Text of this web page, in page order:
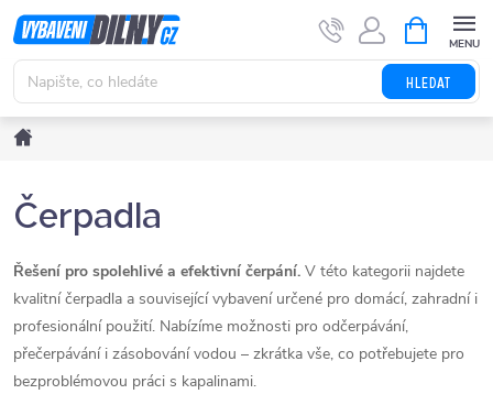
Přejít
na
obsah
HLEDAT
NÁKUPNÍ
KOŠÍK
Čerpadla
Řešení pro spolehlivé a efektivní čerpání. V této kategorii najdete
kvalitní čerpadla a související vybavení určené pro domácí, zahradní i
profesionální použití. Nabízíme možnosti pro odčerpávání,
přečerpávání i zásobování vodou – zkrátka vše, co potřebujete pro
bezproblémovou práci s kapalinami.